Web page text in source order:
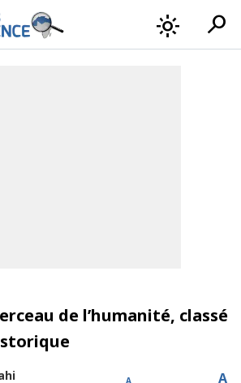
light_mode search
de l’humanité, classé
A A